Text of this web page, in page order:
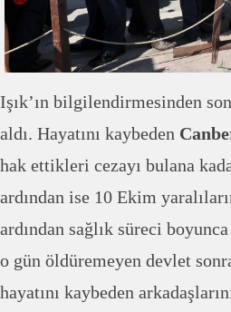
Işık’ın bilgilendirmesinden
aldı. Hayatını kaybeden
hak ettikleri cezayı bulana
ardından ise 10 Ekim
ardından sağlık süreci
o gün öldüremeyen devlet
hayatını kaybeden